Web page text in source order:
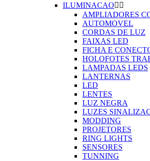
ILUMINACAO 
AMPLIADORES
AUTOMOVEL
CORDAS DE LUZ
FAIXAS LED
FICHA E
HOLOFOTES
LAMPADAS LEDS
LANTERNAS
LED
LENTES
LUZ NEGRA
LUZES
MODDING
PROJETORES
RING LIGHTS
SENSORES
TUNNING